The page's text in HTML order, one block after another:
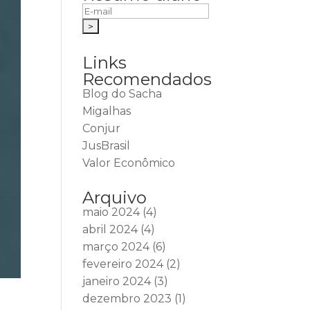
Links
Recomendados
Blog do Sacha
Migalhas
Conjur
JusBrasil
Valor Econômico
Arquivo
maio 2024(4)
abril 2024(4)
março 2024(6)
fevereiro 2024(2)
janeiro 2024(3)
dezembro 2023 (1)